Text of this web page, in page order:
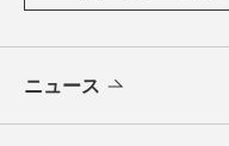
ニュース